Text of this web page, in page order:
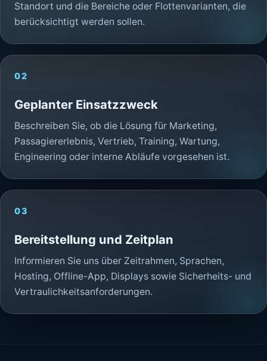
Standort und die Bereiche oder Flottenvarianten, die
berücksichtigt werden sollen.
02
Geplanter Einsatzzweck
Beschreiben Sie, ob die Lösung für Marketing,
Passagiererlebnis, Vertrieb, Training, Wartung,
Engineering oder interne Abläufe vorgesehen ist.
03
Bereitstellung und Zeitplan
Informieren Sie uns über Zeitrahmen, Sprachen,
Hosting, Offline-App, Displays sowie Sicherheits- und
Vertraulichkeitsanforderungen.